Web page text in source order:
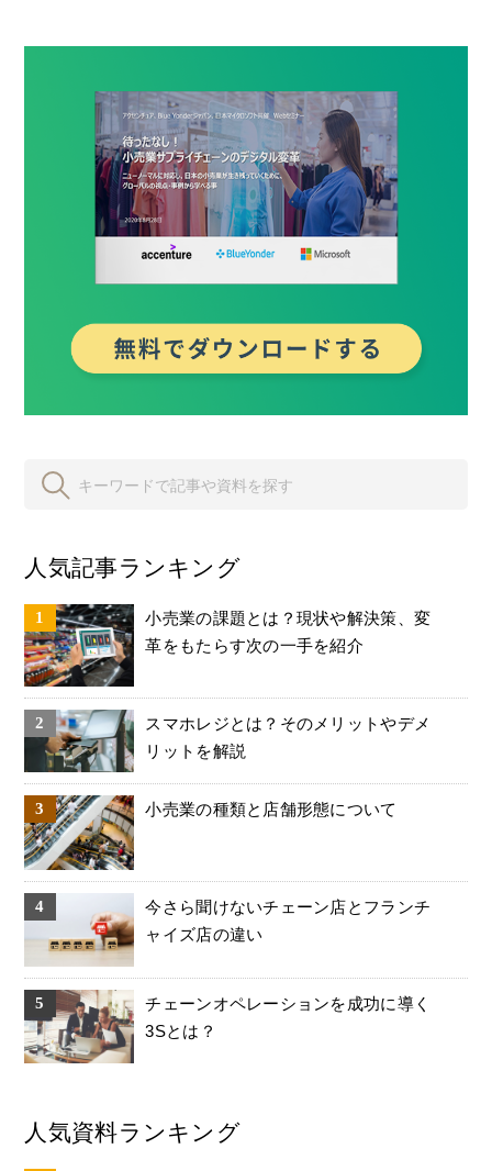
人気記事ランキング
小売業の課題とは？現状や解決策、変
革をもたらす次の一手を紹介
スマホレジとは？そのメリットやデメ
リットを解説
小売業の種類と店舗形態について
今さら聞けないチェーン店とフランチ
ャイズ店の違い
チェーンオペレーションを成功に導く
3Sとは？
人気資料ランキング